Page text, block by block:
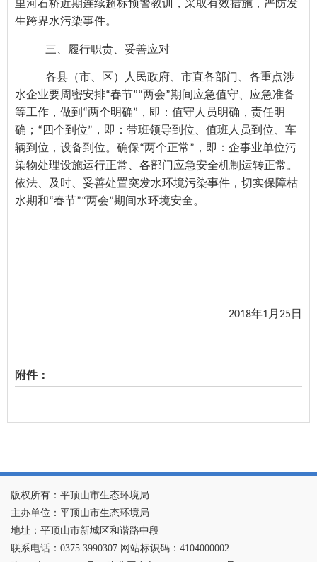
里河石桥近期连续超标预警教训，采取有效措施，严防发
生跨界水污染事件。
三、履行职责、妥善应对
各县（市、区）人民政府、市直各部门、各重点涉
水企业要周密安排“春节”“两会”期间应急值守、应急准备
等工作，做到“两个明确”，即：值守人员明确，责任明
确；“四个到位”，即：带班领导到位、值班人员到位、车
辆到位，设备到位。确保“两个正常”，即：企事业单位污
染物处理设施运行正常、各部门应急安全机制运转正常。
依法、及时、妥善处置突发水环境污染事件，切实保障枯
水期和“春节”“两会”期间水环境安全。
2018年1月25日
附件：
版权所有：平顶山市生态环境局
主办单位：平顶山市生态环境局
地址：平顶山市新城区和谐路中段
联系电话：0375 3990307 网站标识码：4104000002